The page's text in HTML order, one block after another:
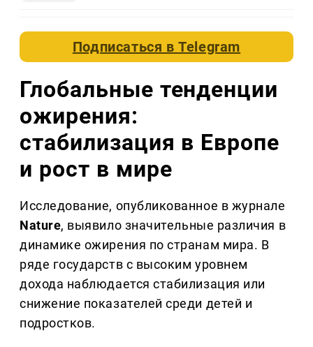
Подписаться вTelegram
Глобальные тенденции
ожирения:
стабилизация в Европе
и рост в мире
Исследование, опубликованное в журнале
Nature, выявило значительные различия в
динамике ожирения по странам мира. В
ряде государств с высоким уровнем
дохода наблюдается стабилизация или
снижение показателей среди детей и
подростков.